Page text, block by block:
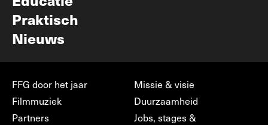
Praktisch
Nieuws
FFG door het jaar
Filmmuziek
Partners
Missie & visie
Duurzaamheid
Jobs, stages &